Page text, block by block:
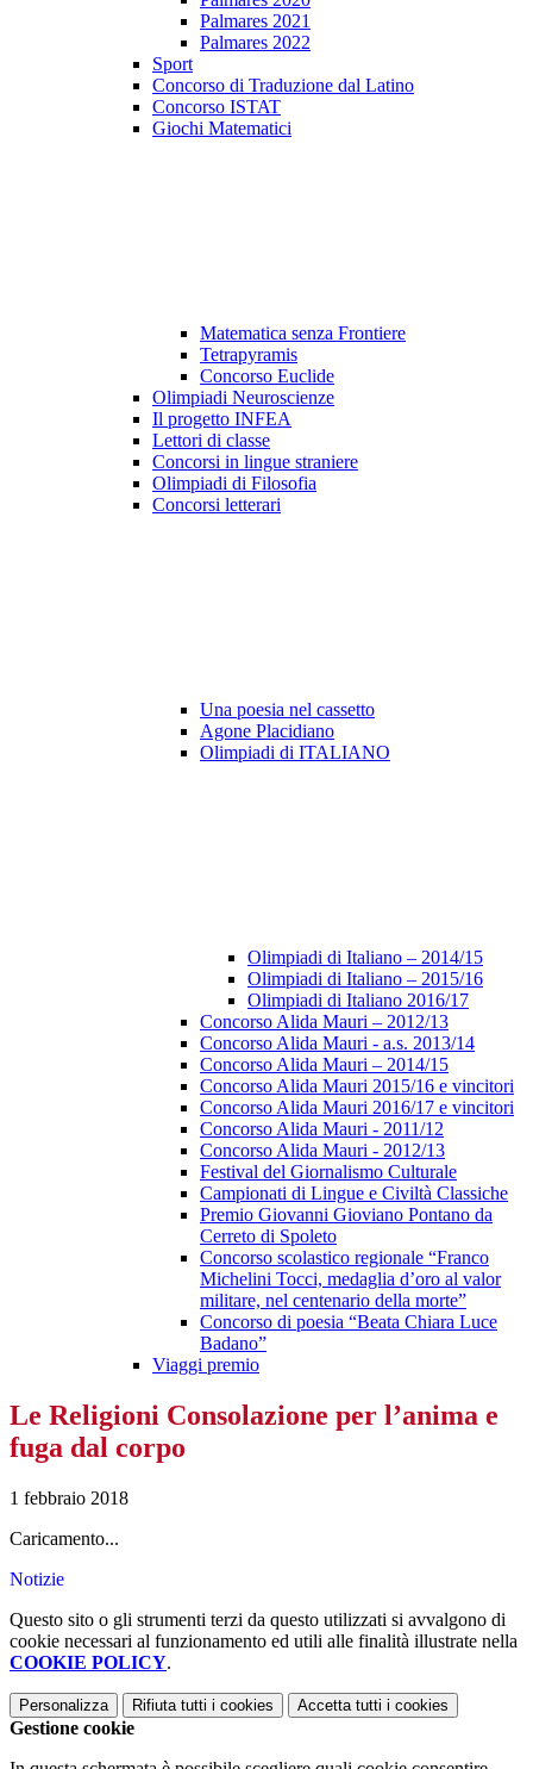
Palmares 2021
Palmares 2022
Sport
Concorso di Traduzione dal Latino
Concorso ISTAT
Giochi Matematici
Matematica senza Frontiere
Tetrapyramis
Concorso Euclide
Olimpiadi Neuroscienze
Il progetto INFEA
Lettori di classe
Concorsi in lingue straniere
Olimpiadi di Filosofia
Concorsi letterari
Una poesia nel cassetto
Agone Placidiano
Olimpiadi di ITALIANO
Olimpiadi di Italiano – 2014/15
Olimpiadi di Italiano – 2015/16
Olimpiadi di Italiano 2016/17
Concorso Alida Mauri – 2012/13
Concorso Alida Mauri - a.s. 2013/14
Concorso Alida Mauri – 2014/15
Concorso Alida Mauri 2015/16 e vincitori
Concorso Alida Mauri 2016/17 e vincitori
Concorso Alida Mauri - 2011/12
Concorso Alida Mauri - 2012/13
Festival del Giornalismo Culturale
Campionati di Lingue e Civiltà Classiche
Premio Giovanni Gioviano Pontano da
Cerreto di Spoleto
Concorso scolastico regionale “Franco
Michelini Tocci, medaglia d’oro al valor
militare, nel centenario della morte”
Concorso di poesia “Beata Chiara Luce
Badano”
Viaggi premio
Le Religioni Consolazione per l’anima e
fuga dal corpo
1 febbraio 2018
Caricamento...
Notizie
Questo sito o gli strumenti terzi da questo utilizzati si avvalgono di
cookie necessari al funzionamento ed utili alle finalità illustrate nella
COOKIE POLICY.
Personalizza Rifiuta tutti i cookies Accetta tutti i cookies
Gestione cookie